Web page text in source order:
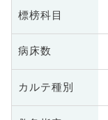
標榜科目
病床数
カルテ種別